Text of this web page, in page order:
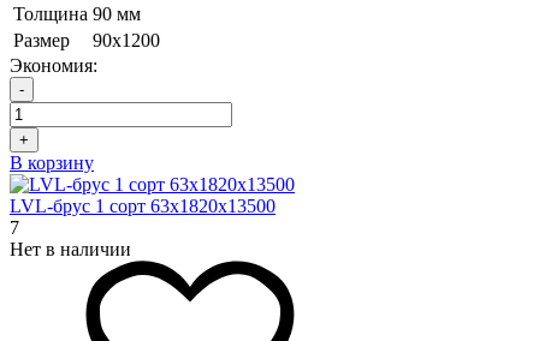
Толщина 90 мм
Размер
90х1200
Экономия:
-
+
В корзину
LVL-брус 1 сорт 63х1820х13500
7
Нет в наличии